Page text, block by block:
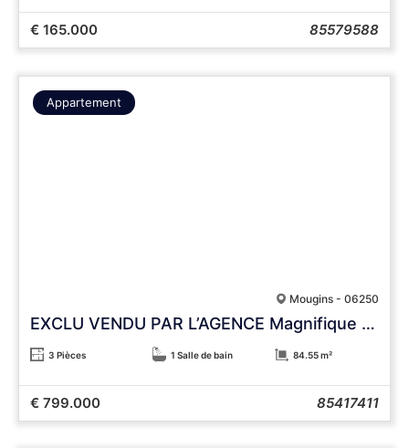
€ 165.000 85579588
Appartement
Mougins - 06250
EXCLU VENDU PAR L’AGENCE Magnifique appartement au dernier étage – vue panoramique mer et 3 stationnements
3 Pièces 1 Salle de bain 84.55 m²
€ 799.000 85417411